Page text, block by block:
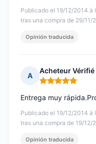
Publicado el 19/12/2014 à
tras una compra de 29/11/
Opinión traducida
A
Acheteur Vérifié
Nota: 5 de 5
Publicado el 19/12/2014 à
tras una compra de 19/12/
Entrega muy
Opinión traducida